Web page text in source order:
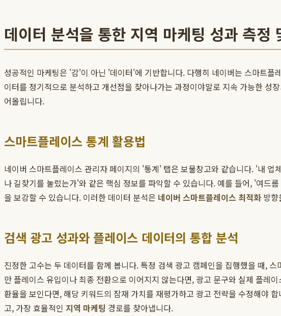
데이터 분석을 통한 지역 마케팅 성과 측정
성공적인 마케팅은 '감'이 아닌 '데이터'에 기반합니다. 다행히 네이버는 스마트
이터를 정기적으로 분석하고 개선점을 찾아나가는 과정이야말로 지속 가능한 성
어올립니다.
스마트플레이스 통계 활용법
네이버 스마트플레이스 관리자 페이지의 '통계' 탭은 보물창고와 같습니다. '내
나 길찾기를 눌렀는가'와 같은 핵심 정보를 파악할 수 있습니다. 예를 들어, '여드
을 보강할 수 있습니다. 이러한 데이터 분석은 네이버 스마트플레이스 최적화 방
검색 광고 성과와 플레이스 데이터의 통합 분석
진정한 고수는 두 데이터를 함께 봅니다. 특정 검색 광고 캠페인을 집행했을 때,
만 플레이스 유입이나 최종 전환으로 이어지지 않는다면, 광고 문구와 실제 플레
환율을 보인다면, 해당 키워드의 잠재 가치를 재평가하고 광고 전략을 수정해야 합
고, 가장 효율적인 지역 마케팅 경로를 찾아냅니다.